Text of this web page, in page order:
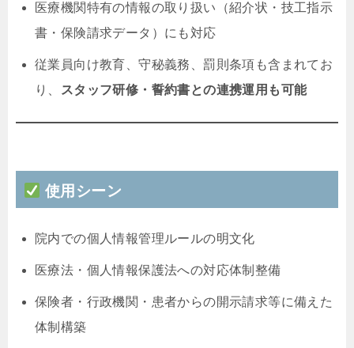
医療機関特有の情報の取り扱い（紹介状・技工指示
書・保険請求データ）にも対応
従業員向け教育、守秘義務、罰則条項も含まれてお
り、 スタッフ研修・誓約書との連携運用も可能
使用シーン
院内での個人情報管理ルールの明文化
医療法・個人情報保護法への対応体制整備
保険者・行政機関・患者からの開示請求等に備えた
体制構築